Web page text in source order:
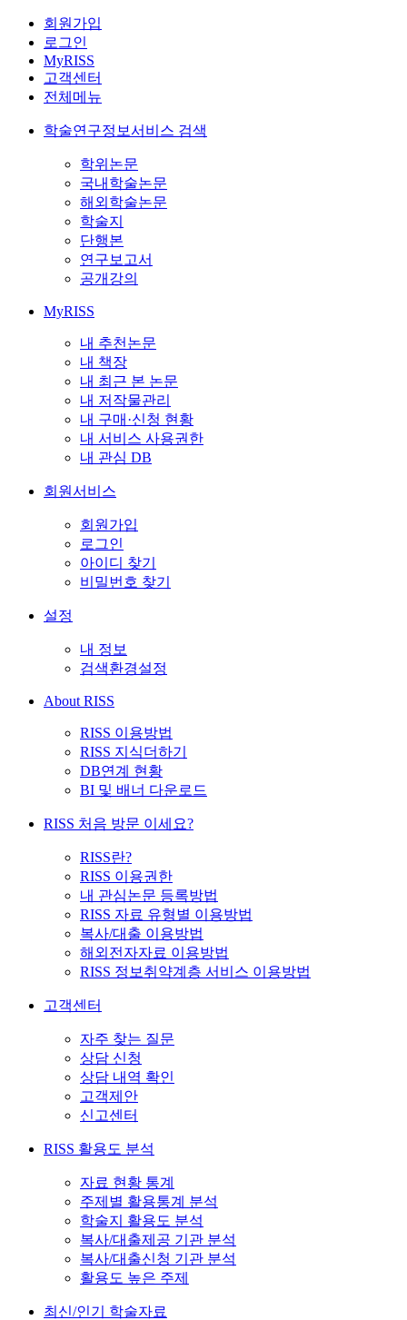
회원가입
로그인
MyRISS
고객센터
전체메뉴
학술연구정보서비스 검색
학위논문
국내학술논문
해외학술논문
학술지
단행본
연구보고서
공개강의
MyRISS
내 추천논문
내 책장
내 최근 본 논문
내 저작물관리
내 구매·신청 현황
내 서비스 사용권한
내 관심 DB
회원서비스
회원가입
로그인
아이디 찾기
비밀번호 찾기
설정
내 정보
검색환경설정
About RISS
RISS 이용방법
RISS 지식더하기
DB연계 현황
BI 및 배너 다운로드
RISS 처음 방문 이세요?
RISS란?
RISS 이용권한
내 관심논문 등록방법
RISS 자료 유형별 이용방법
복사/대출 이용방법
해외전자자료 이용방법
RISS 정보취약계층 서비스 이용방법
고객센터
자주 찾는 질문
상담 신청
상담 내역 확인
고객제안
신고센터
RISS 활용도 분석
자료 현황 통계
주제별 활용통계 분석
학술지 활용도 분석
복사/대출제공 기관 분석
복사/대출신청 기관 분석
활용도 높은 주제
최신/인기 학술자료